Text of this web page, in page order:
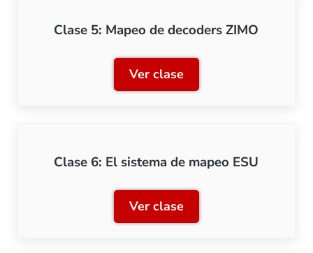
Clase 5: Mapeo de decoders ZIMO
Ver claseClase 5: Mapeo de
Clase 6: El sistema de mapeo ESU
Ver claseClase 6: El sistema de